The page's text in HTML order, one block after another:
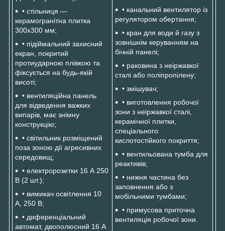
• стільниця —
керамогранітна плитка
300х300 мм;
• підіймальний захисний
екран, покритий
протиударною плівкою та
фіксується на будь-якій
висоті;
• вентиляційна панель
для відведення важких
випарів, має знімну
конструкцію;
• світильник розміщений
поза зоною дії агресивних
середовищ;
• електророзетки 16 А 250
В (2 шт.);
• вимикач освітлення 10
А, 250 В;
• диференціальний
автомат, двополюсний 16 А
• канальний вентилятор із
регулятором обертання;
• кран для води й газу з
зовнішнім керуванням на
бічній панелі;
• раковина з неіржавкої
сталі або поліпропілену;
• змішувач;
• виготовлення робочої
зони з неіржавкої сталі,
керамічної плитки,
спеціального
кислотостійкого покриття;
• вентильована тумба для
реактивів;
• нижня частина без
заповнення або з
мобільними тумбами;
• примусова приточна
вентиляція робочої зони.